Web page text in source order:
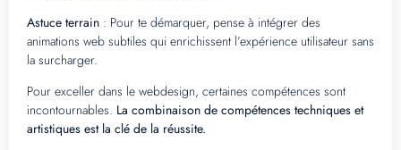
Astuce terrain : Pour te démarquer, pense à intégrer des
animations web subtiles qui enrichissent l’expérience utilisateur sans
la surcharger.
Pour exceller dans le webdesign, certaines compétences sont
incontournables. La combinaison de compétences techniques et
artistiques est la clé de la réussite.